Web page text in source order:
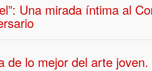
Una mirada íntima al
de lo mejor del arte joven.